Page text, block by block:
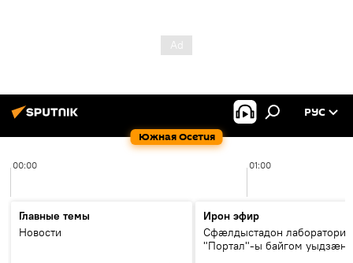
Южная Осетия
РУС
00:00 01:00
Главные темы
Новости
Ирон эфир
Сфæлдыстадон лаборатори
"Портал"-ы байгом уыдзæн